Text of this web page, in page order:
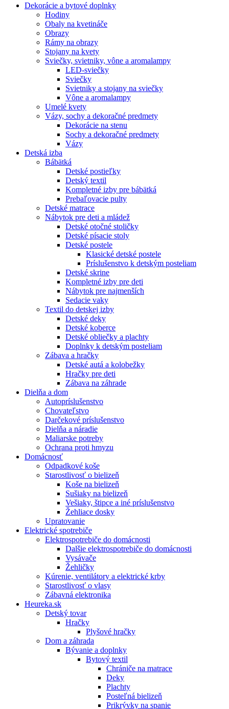
Dekorácie a bytové doplnky
Hodiny
Obaly na kvetináče
Obrazy
Rámy na obrazy
Stojany na kvety
Sviečky, svietniky, vône a aromalampy
LED-sviečky
Sviečky
Svietniky a stojany na sviečky
Vône a aromalampy
Umelé kvety
Vázy, sochy a dekoračné predmety
Dekorácie na stenu
Sochy a dekoračné predmety
Vázy
Detská izba
Bábätká
Detské postieľky
Detský textil
Kompletné izby pre bábätká
Prebaľovacie pulty
Detské matrace
Nábytok pre deti a mládež
Detské otočné stoličky
Detské písacie stoly
Detské postele
Klasické detské postele
Príslušenstvo k detským posteliam
Detské skrine
Kompletné izby pre deti
Nábytok pre najmenších
Sedacie vaky
Textil do detskej izby
Detské deky
Detské koberce
Detské obliečky a plachty
Doplnky k detským posteliam
Zábava a hračky
Detské autá a kolobežky
Hračky pre deti
Zábava na záhrade
Dielňa a dom
Autopríslušenstvo
Chovateľstvo
Darčekové príslušenstvo
Dielňa a náradie
Maliarske potreby
Ochrana proti hmyzu
Domácnosť
Odpadkové koše
Starostlivosť o bielizeň
Koše na bielizeň
Sušiaky na bielizeň
Vešiaky, štipce a iné príslušenstvo
Žehliace dosky
Upratovanie
Elektrické spotrebiče
Elektrospotrebiče do domácnosti
Dalšie elektrospotrebiče do domácnosti
Vysávače
Žehličky
Kúrenie, ventilátory a elektrické krby
Starostlivosť o vlasy
Zábavná elektronika
Heureka.sk
Detský tovar
Hračky
Plyšové hračky
Dom a záhrada
Bývanie a doplnky
Bytový textil
Chrániče na matrace
Deky
Plachty
Posteľná bielizeň
Prikrývky na spanie